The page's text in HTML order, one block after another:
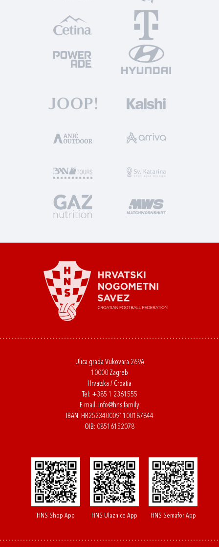
Ulica grada Vukovara 269A
10000 Zagreb
Hrvatska / Croatia
Tel: +385 1 2361555
E-mail: info@hns.family
IBAN: HR2523400091100187844
OIB: 08516152078
HNS Shop App HNS Ulaznice App HNS Semafor App